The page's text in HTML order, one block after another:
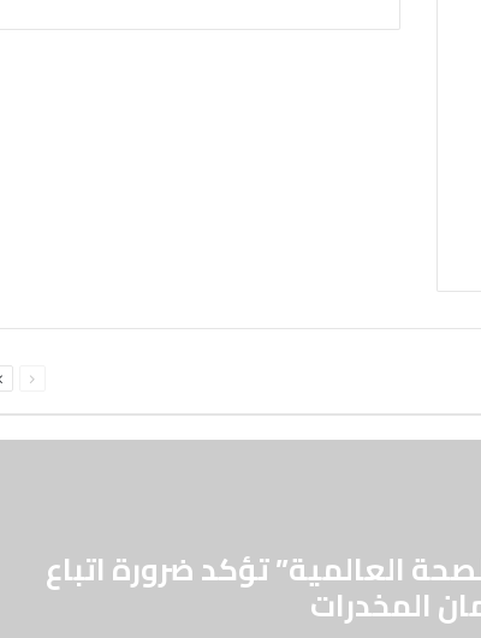
الصفحةالصفحة
العالمية” تؤكد ضرورة اتباع
المخدرات